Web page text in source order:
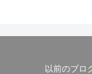
以前のブロ